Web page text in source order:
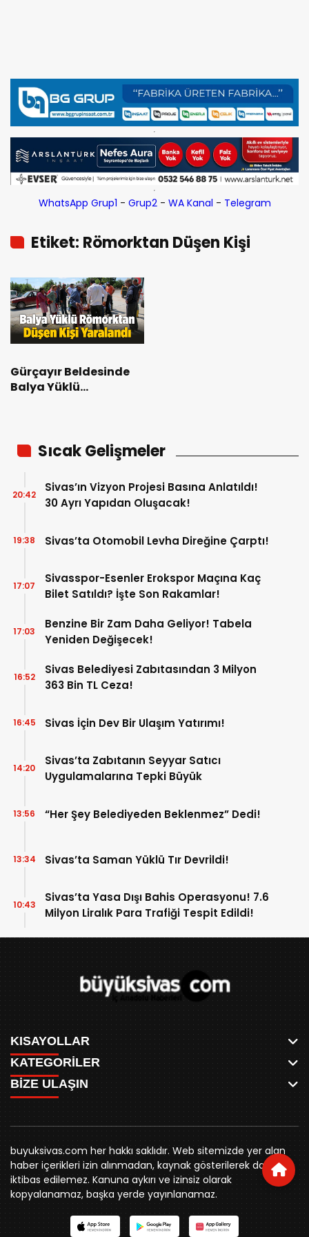
WhatsApp Grup1 - Grup2- WA Kanal - Telegram
Etiket: Römorktan Düşen Kişi
Gürçayır Beldesinde
Balya Yüklü
Sıcak Gelişmeler
Sivas’ın Vizyon Projesi Basına Anlatıldı!
30 Ayrı Yapıdan Oluşacak!
20:42
Sivas’ta Otomobil Levha Direğine Çarptı!
19:38
Sivasspor-Esenler Erokspor Maçına Kaç
Bilet Satıldı? İşte Son Rakamlar!
17:07
Benzine Bir Zam Daha Geliyor! Tabela
Yeniden Değişecek!
17:03
Sivas Belediyesi Zabıtasından 3 Milyon
363 Bin TL Ceza!
16:52
Sivas İçin Dev Bir Ulaşım Yatırımı!
16:45
Sivas’ta Zabıtanın Seyyar Satıcı
Uygulamalarına Tepki Büyük
14:20
“Her Şey Belediyeden Beklenmez” Dedi!
13:56
Sivas’ta Saman Yüklü Tır Devrildi!
13:34
Sivas’ta Yasa Dışı Bahis Operasyonu! 7.6
Milyon Liralık Para Trafiği Tespit Edildi!
10:43
KISAYOLLAR
ANASAYFA
AKSU CANLI
MEYDAN CANLI
MEDRESELER CANLI
MERAKÜM CANLI
YUKARI TEKKE CANLI
KURUMSAL KİMLİK
REKLAM FİYATLARI
BİZE ULAŞIN
KÜNYE
RESMİ İLANLAR
KATEGORİLER
WHATSAPP
SPOR
SİYASET
BELEDİYE
SİVAS VALİLİĞİ
ÜNİVERSİTE
KURUMLAR
STK
YORUM
İLÇELER
BİZE ULAŞIN
0346 221 00 60
buyuksivashaber@gmail.com
Örtülüpınar Mah. İnönü Bulvarı Özkahya Apt. Kat:3 D:7
Sivas
buyuksivas.com her hakkı saklıdır. Web sitemizde yer alan
haber içerikleri izin alınmadan, kaynak gösterilerek dahi
iktibas edilemez. Kanuna aykırı ve izinsiz olarak
kopyalanamaz, başka yerde yayınlanamaz.